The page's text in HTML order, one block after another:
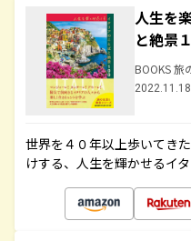
人生を
と絶景
BOOKS 旅
世界を４０年以上歩いてき
けする、人生を輝かせるイ